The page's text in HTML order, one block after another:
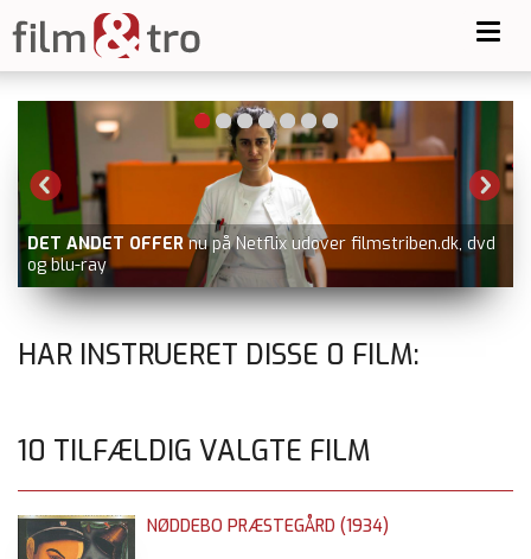
DET ANDET OFFER nu på Netflix udover filmstriben.dk, dvd
og blu-ray
HAR INSTRUERET DISSE 0 FILM:
10 TILFÆLDIG VALGTE FILM
NØDDEBO PRÆSTEGÅRD (1934)